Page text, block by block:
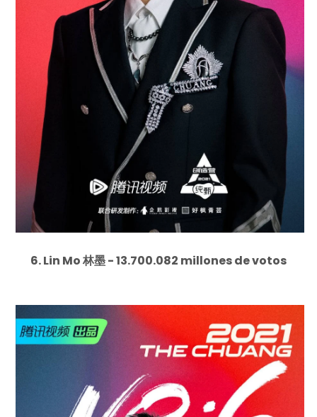
6. Lin Mo 林墨 - 13.700.082 millones de votos